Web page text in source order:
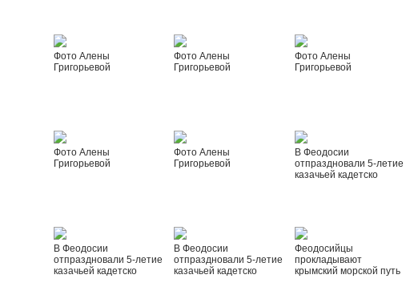
Фото Алены
Григорьевой
Фото Алены
Григорьевой
Фото Алены
Григорьевой
Фото Алены
Григорьевой
Фото Алены
Григорьевой
В Феодосии
отпраздновали 5-летие
казачьей кадетско
В Феодосии
отпраздновали 5-летие
казачьей кадетско
В Феодосии
отпраздновали 5-летие
казачьей кадетско
Феодосийцы
прокладывают
крымский морской путь